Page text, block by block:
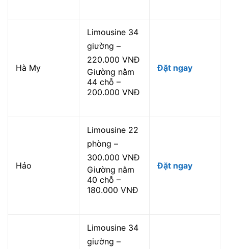
Hà My
Limousine 34
giường –
220.000 VNĐ
Giường nằm
44 chỗ –
200.000 VNĐ
Đặt ngay
Hảo
Limousine 22
phòng –
300.000 VNĐ
Giường nằm
40 chỗ –
180.000 VNĐ
Đặt ngay
Limousine 34
giường –